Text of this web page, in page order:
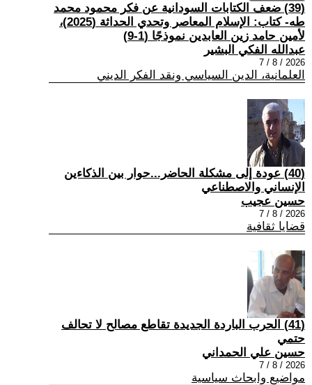
(39) ضعف الكتابات السودانية عن فكر محمود محمد
طه- كتاب: الإسلام المعاصر وتحدي الحداثة (2025)،
لأمين حامد زين العابدين نموذجًا (1-9)
عبدالله الفكي البشير
2026 / 8 / 7
العلمانية، الدين السياسي ونقد الفكر الديني
(40) عودة إلى مشكلة الحاضر...حوار بين الذكاءين
الإنساني والاصطناعي
حسين عجيب
2026 / 8 / 7
قضايا ثقافية
(41) الحرب الباردة الجديدة تقاطع مصالح لا تحالف
حتمي
حسين علي الحمداني
2026 / 8 / 7
مواضيع وابحاث سياسية